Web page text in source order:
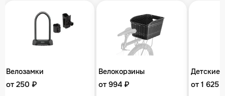
Велозамки
от 250 ₽
Велокорзины
от 994 ₽
Детские
от 1 625